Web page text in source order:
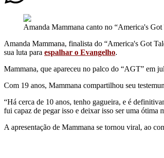
Amanda Mammana canto no “America's
Amanda Mammana, finalista do “America's Got
sua luta para espalhar o Evangelho.
Mammana, que apareceu no palco do “AGT” em
Com 19 anos, Mammana compartilhou seu
“Há cerca de 10 anos, tenho gagueira, e é
fui capaz de pegar isso e deixar isso ser uma ótima
A apresentação de Mammana se tornou viral, ao